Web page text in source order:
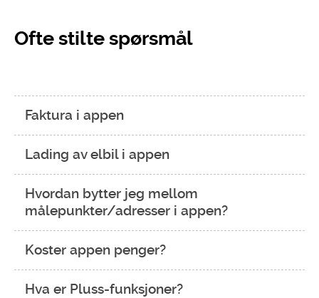
Ofte stilte spørsmål
Faktura i appen
Lading av elbil i appen
Hvordan bytter jeg mellom
målepunkter/adresser i appen?
Koster appen penger?
Hva er Pluss-funksjoner?